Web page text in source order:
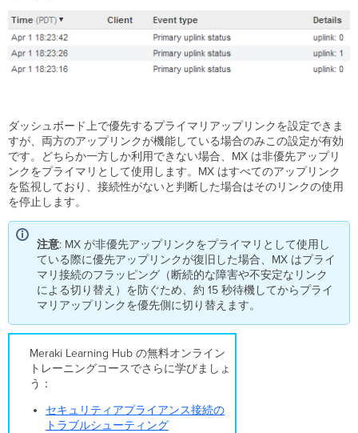
バ
ー
接
ト
接
続
監
視
テ
ス
の
プ
ロ
セ
ス
WAN
ェ
イ
ル
オ
ー
ダッシュボード上で優先するプライマリアップリンクを設定できま
すが、両方のアップリンクが機能している場合のみこの設定が有効
です。どちらか一方しか利用できない場合、MX は非優先アップリ
ンクをプライマリとして使用します。MX はすべてのアップリンク
を監視しており、接続性がないと判断した場合はそのリンクの使用
を停止します。
注意: MX が非優先アップリンクをプライマリとして使用し
ている際に優先アップリンクが復旧した場合、MX はプライ
マリ接続のフラッピング（断続的な障害や不安定なリンク
による切り替え）を防ぐため、約 15 秒待機してからプライ
マリアップリンクを優先側に切り替えます。
Meraki Learning Hub の無料オンライン
トレーニングコースでさらに学びましょ
う：
セキュリティアプライアンス接続の
トラブルシューティング